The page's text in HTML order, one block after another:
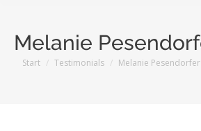
Melanie
Sie befinden sich hier:
Start Testimonials Melanie Pesendorfer